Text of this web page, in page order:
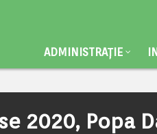
ADMINISTRAȚIE
2020, Popa